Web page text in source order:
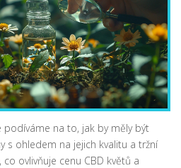
na to, jak by měly být
s ohledem na jejich kvalitu a tržní
ovlivňuje cenu CBD květů a